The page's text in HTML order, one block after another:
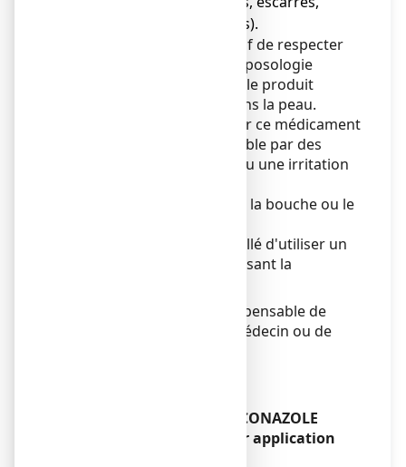
lésions sous-mammaires).
Dans ces cas, il est impératif de respecter
les recommandations et la posologie
indiquée dans la notice car le produit
pénètre plus facilement dans la peau.
Vous devez arrêter d’utiliser ce médicament
si une allergie (reconnaissable par des
rougeurs, des boutons…) ou une irritation
Ne pas appliquer dans l’œil, la bouche ou le
Candidoses : il est déconseillé d'utiliser un
savon à pH acide (pH favorisant la
En cas de doute, il est indispensable de
demander l’avis de votre médecin ou de
Autres médicaments et ECONAZOLE
ARROW 1 %, solution pour application